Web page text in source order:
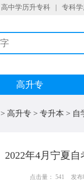
高中学历升专科 专科
高升专
> 高升专 > 专升本 > 自
2022年4月宁夏
点击量： 541 发布